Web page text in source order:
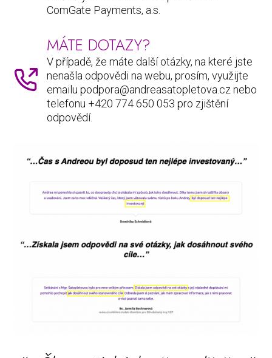
ComGate Payments, a.s.
MÁTE DOTAZY?
V případě, že máte další otázky, na které jste
nenašla odpovědi na webu, prosím, využijte
emailu podpora@andreasatopletova.cz nebo
telefonu +420 774 650 053 pro zjištění
odpovědí.